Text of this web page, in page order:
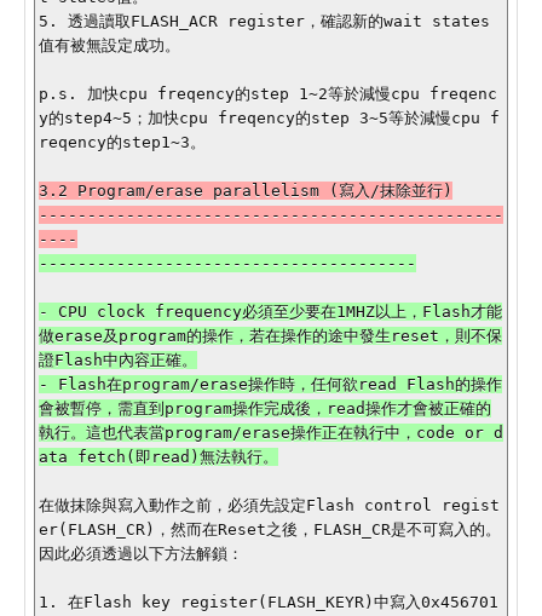
5. 透過讀取FLASH_ACR register，確認新的wait states
值有被無設定成功。
p.s. 加快cpu freqency的step 1~2等於減慢cpu freqenc
y的step4~5；加快cpu freqency的step 3~5等於減慢cpu f
reqency的step1~3。
3.2 Program/erase parallelism (寫入/抹除並行)
------------------------------------------------
- CPU clock frequency必須至少要在1MHZ以上，Flash才能
做erase及program的操作，若在操作的途中發生reset，則不保
證Flash中內容正確。
- Flash在program/erase操作時，任何欲read Flash的操作
會被暫停，需直到program操作完成後，read操作才會被正確的
執行。這也代表當program/erase操作正在執行中，code or d
ata fetch(即read)無法執行。
在做抹除與寫入動作之前，必須先設定Flash control regist
er(FLASH_CR)，然而在Reset之後，FLASH_CR是不可寫入的。
因此必須透過以下方法解鎖：
1. 在Flash key register(FLASH_KEYR)中寫入0x456701